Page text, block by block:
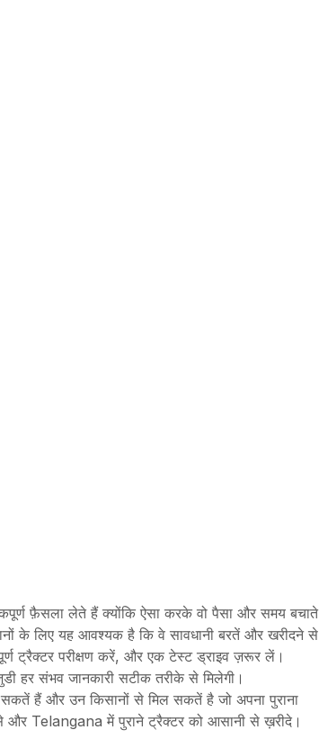
फ़ैसला लेते हैं क्योंकि ऐसा करके वो पैसा और समय बचाते
के लिए यह आवश्यक है कि वे सावधानी बरतें और खरीदने से
ट्रैक्टर परीक्षण करें, और एक टेस्ट ड्राइव ज़रूर लें।
हर संभव जानकारी सटीक तरीके से मिलेगी।
हैं और उन किसानों से मिल सकतें है जो अपना पुराना
और Telangana में पुराने ट्रैक्टर को आसानी से ख़रीदे।